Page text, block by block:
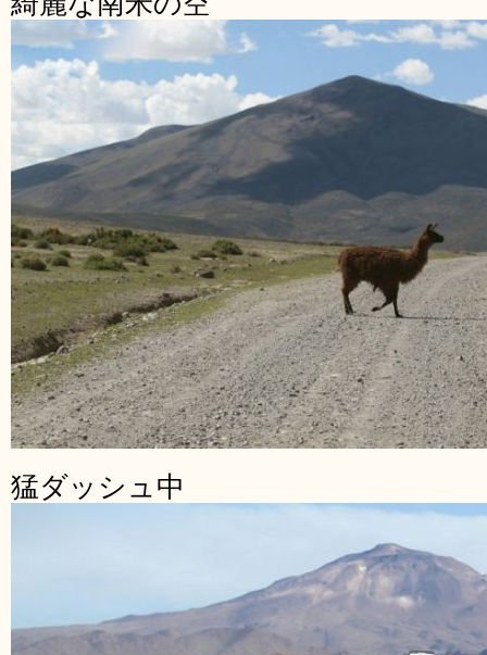
猛ダッシュ中